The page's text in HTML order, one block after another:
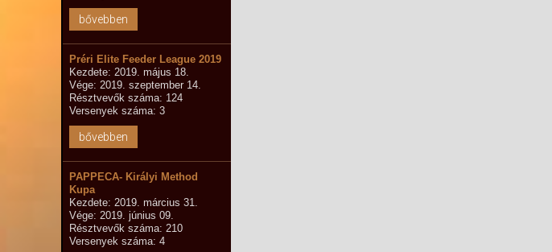
bővebben
Préri Elite Feeder League 2019
Kezdete: 2019. május 18.
Vége: 2019. szeptember 14.
Résztvevők száma: 124
Versenyek száma: 3
bővebben
PAPPECA- Királyi Method
Kupa
Kezdete: 2019. március 31.
Vége: 2019. június 09.
Résztvevők száma: 210
Versenyek száma: 4